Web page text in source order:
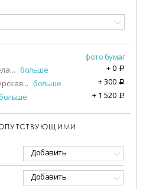
фото бумаг
... больше +0 a
... больше +300 a
+ 1 520 a
Добавить
Добавить